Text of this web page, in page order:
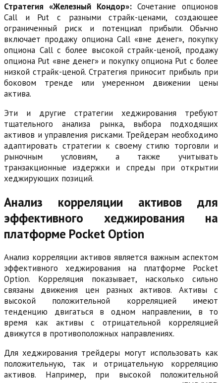
Стратегия «Железный Кондор»:Сочетание опционов
Call и Put с разными страйк-ценами, создающее
ограниченный риск и потенциал прибыли. Обычно
включает продажу опциона Call «вне денег», покупку
опциона Call с более высокой страйк-ценой, продажу
опциона Put «вне денег» и покупку опциона Put с более
низкой страйк-ценой. Стратегия приносит прибыль при
боковом тренде или умеренном движении цены
актива.
Эти и другие стратегии хеджирования требуют
тщательного анализа рынка, выбора подходящих
активов и управления рисками. Трейдерам необходимо
адаптировать стратегии к своему стилю торговли и
рыночным условиям, а также учитывать
транзакционные издержки и спреды при открытии
хеджирующих позиций.
Анализ корреляции активов для
эффективного хеджирования на
платформе Pocket Option
Анализ корреляции активов является важным аспектом
эффективного хеджирования на платформе Pocket
Option. Корреляция показывает, насколько сильно
связаны движения цен разных активов. Активы с
высокой положительной корреляцией имеют
тенденцию двигаться в одном направлении, в то
время как активы с отрицательной корреляцией
движутся в противоположных направлениях.
Для хеджирования трейдеры могут использовать как
положительную, так и отрицательную корреляцию
активов. Например, при высокой положительной